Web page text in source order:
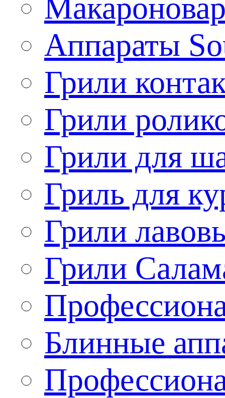
Аппараты
Грили
Грили
Грили для
Гриль для
Грили
Грили
Блинные